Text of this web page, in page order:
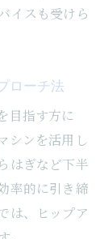
イスも受けら
ローチ法
目指す方に
シンを活用し
はぎなど下半
率的に引き締
は、ヒップア